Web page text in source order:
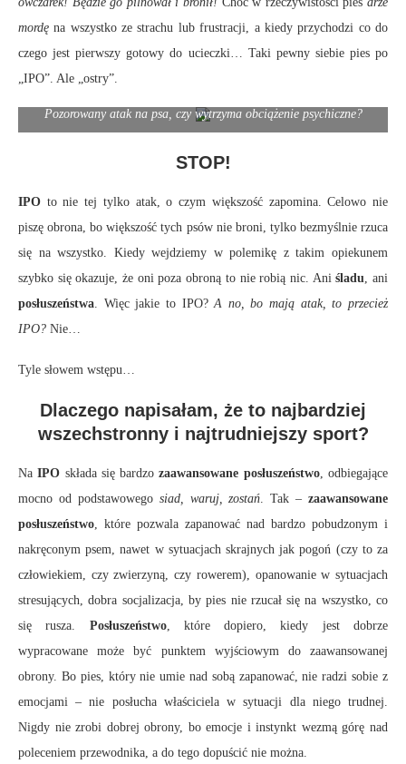
mordę na wszystko ze strachu lub frustracji, a kiedy przychodzi co do
czego jest pierwszy gotowy do ucieczki… Taki pewny siebie pies po
„IPO”. Ale „ostry”.
Pozorowany atak na psa, czy wytrzyma obciążenie psychiczne?
STOP!
IPO to nie tej tylko atak, o czym większość zapomina. Celowo nie
piszę obrona, bo większość tych psów nie broni, tylko bezmyślnie rzuca
się na wszystko. Kiedy wejdziemy w polemikę z takim opiekunem
szybko się okazuje, że oni poza obroną to nie robią nic. Aniśladu , ani
posłuszeństwa . Więc jakie to IPO?A no, bo mają atak, to przecież
IPO? Nie…
Tyle słowem wstępu…
Dlaczego napisałam, że to najbardziej
wszechstronny i najtrudniejszy sport?
NaIPO składa się bardzozaawansowane posłuszeństwo, odbiegające
mocno od podstawowego siad, waruj, zostań . Tak – zaawansowane
posłuszeństwo , które pozwala zapanować nad bardzo pobudzonym i
nakręconym psem, nawet w sytuacjach skrajnych jak pogoń (czy to za
człowiekiem, czy zwierzyną, czy rowerem), opanowanie w sytuacjach
stresujących, dobra socjalizacja, by pies nie rzucał się na wszystko, co
się rusza. Posłuszeństwo, które dopiero, kiedy jest dobrze
wypracowane może być punktem wyjściowym do zaawansowanej
obrony. Bo pies, który nie umie nad sobą zapanować, nie radzi sobie z
emocjami – nie posłucha właściciela w sytuacji dla niego trudnej.
Nigdy nie zrobi dobrej obrony, bo emocje i instynkt wezmą górę nad
poleceniem przewodnika, a do tego dopuścić nie można.